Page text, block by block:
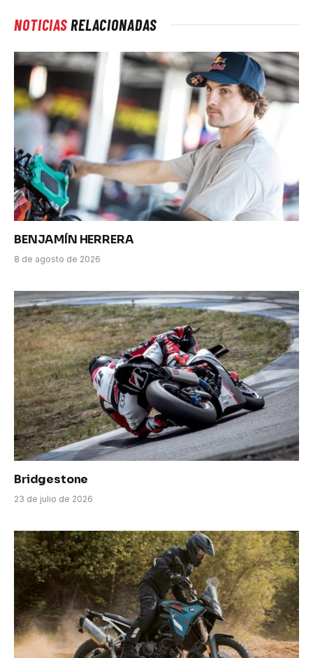
NOTICIASRELACIONADAS
BENJAMÍN HERRERA
8 de agosto de 2026
Bridgestone
23 de julio de 2026